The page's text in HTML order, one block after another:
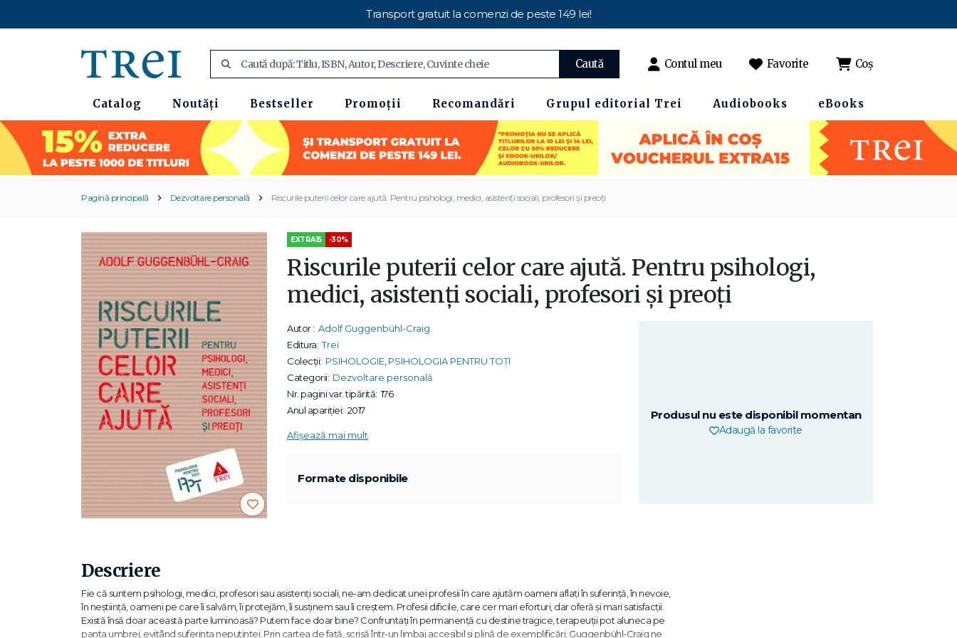
Transport gratuit la comenzi de peste 149 lei!
Caută Contul meu Favorite Coș
Catalog Noutăți Bestseller Promoții Recomandări Grupul editorial Trei Audiobooks eBooks
Pagină principală Dezvoltare personală Riscurile puterii celor care ajută. Pentru psihologi, medici, asistenți sociali, profesori și preoți
EXTRA15 -30%
Riscurile puterii celor care ajută. Pentru psihologi,
medici, asistenți sociali, profesori și preoți
Autor : Adolf Guggenbühl-Craig
Editura: Trei
Colecții: PSIHOLOGIE, PSIHOLOGIA PENTRU TOȚI
Categorii: Dezvoltare personală
Nr. pagini var. tipărită: 176
Anul apariției: 2017
Afișează mai mult
Formate disponibile
Produsul nu este disponibil momentan
Adaugă la favorite
Descriere
Fie că suntem psihologi, medici, profesori sau asistenți sociali, ne-am dedicat unei profesii în care ajutăm oameni aflați în suferință, în nevoie,
în neștiință, oameni pe care îi salvăm, îi protejăm, îi susținem sau îi creștem. Profesii dificile, care cer mari eforturi, dar oferă și mari satisfacții.
Există însă doar această parte luminoasă? Putem face doar bine? Confruntați în permanență cu destine tragice, terapeuții pot aluneca pe
panta umbrei, evitând suferința neputinței. Prin cartea de față, scrisă într-un limbaj accesibil și plină de exemplificări, Guggenbühl-Craig ne